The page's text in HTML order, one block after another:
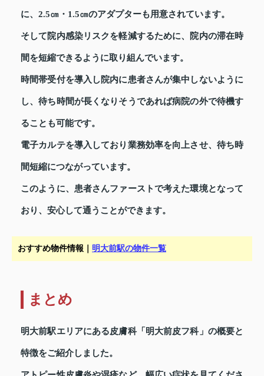
に、2.5㎝・1.5㎝のアダプターも用意されています。
そして院内感染リスクを軽減するために、院内の滞在時
間を短縮できるように取り組んでいます。
時間帯受付を導入し院内に患者さんが集中しないように
し、待ち時間が長くなりそうであれば病院の外で待機す
ることも可能です。
電子カルテを導入しており業務効率を向上させ、待ち時
間短縮につながっています。
このように、患者さんファーストで考えた環境となって
おり、安心して通うことができます。
おすすめ物件情報｜ 明大前駅の物件一覧
まとめ
明大前駅エリアにある皮膚科「明大前皮フ科」の概要と
特徴をご紹介しました。